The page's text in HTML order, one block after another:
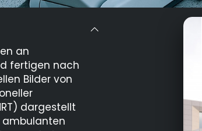
an
fertigen nach
Bilder von
dargestellt
ambulanten